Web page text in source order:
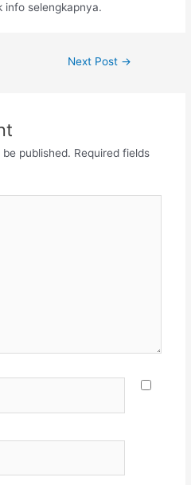
info selengkapnya.
Next Post →
published. Required fields